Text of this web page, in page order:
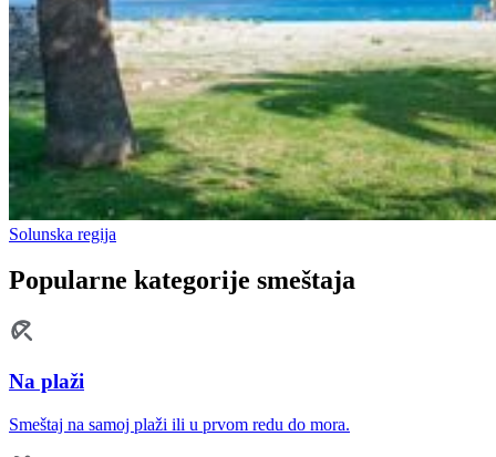
Solunska regija
Popularne kategorije smeštaja
Na plaži
Smeštaj na samoj plaži ili u prvom redu do mora.